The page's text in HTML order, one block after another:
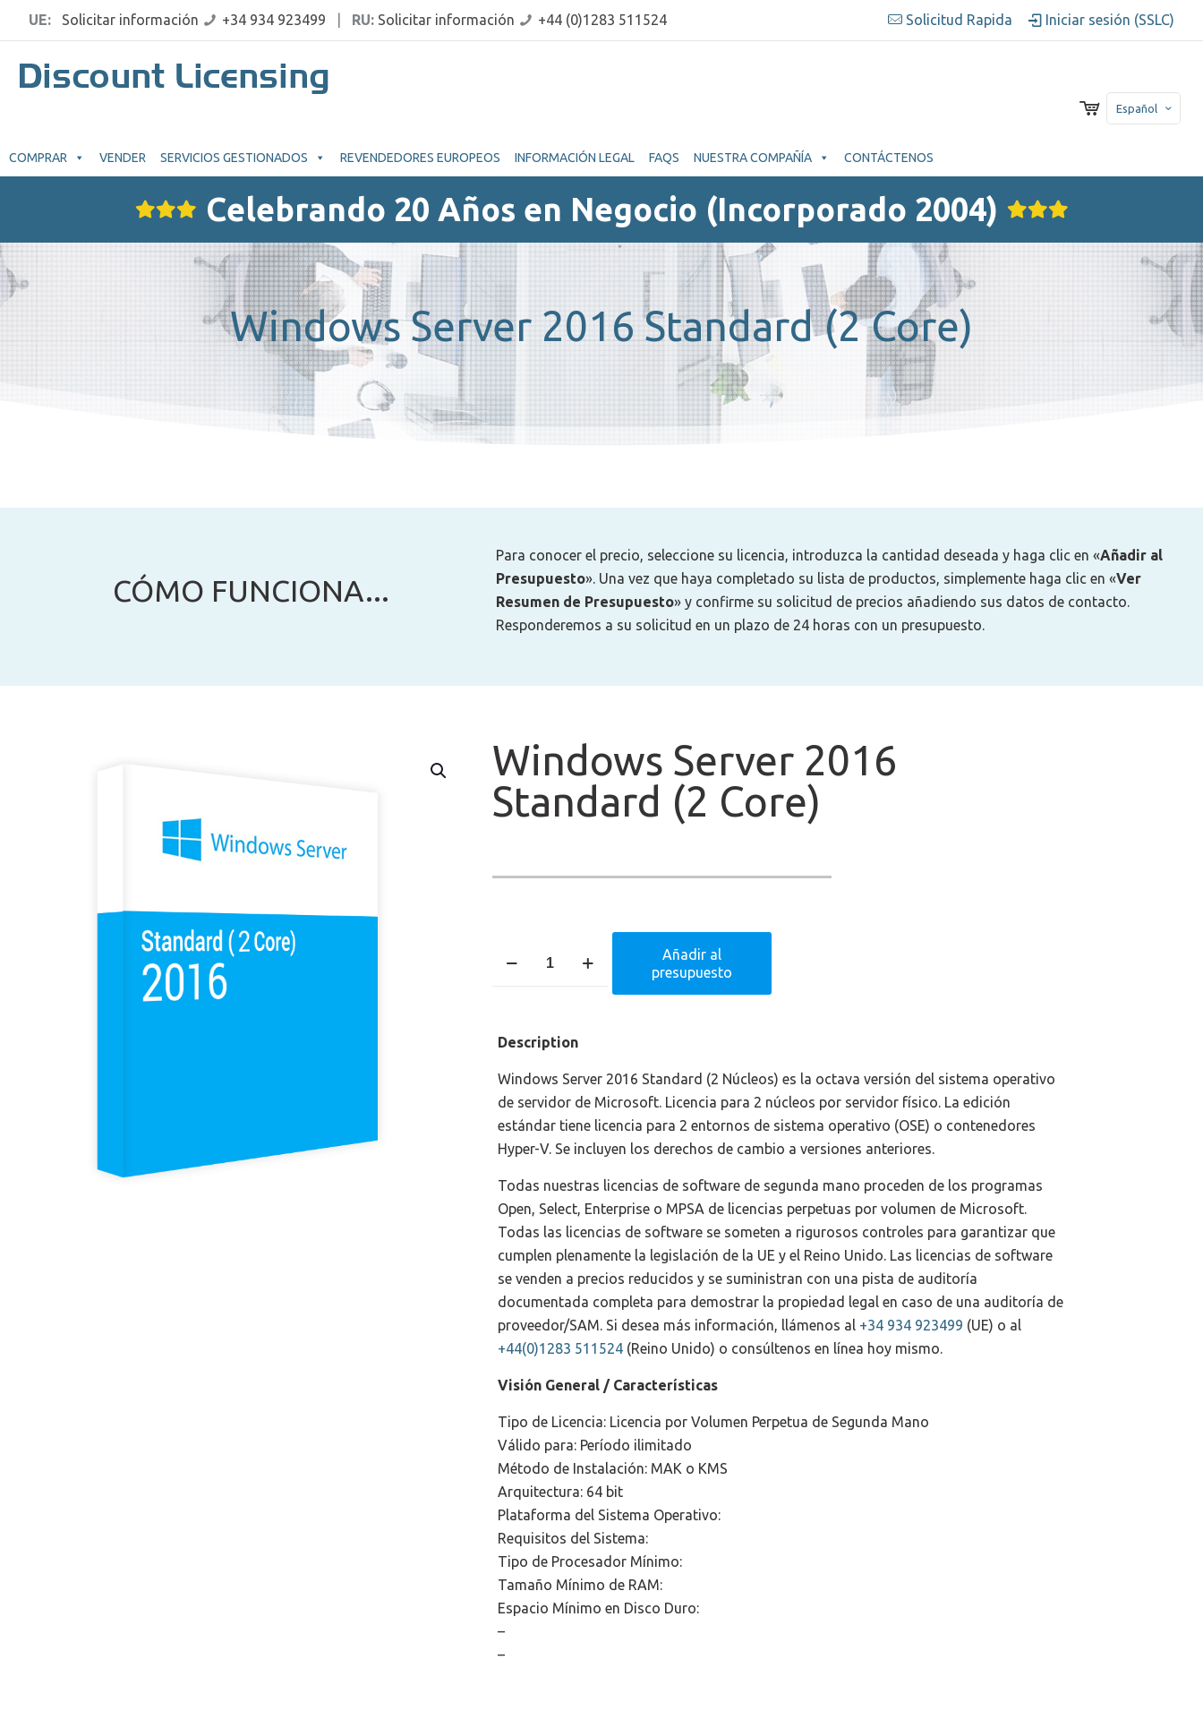
UE: Solicitar información +34 934 923499 RU: Solicitar información +44 (0)1283 511524 Solicitud Rapida Iniciar sesión (SSLC)
COMPRAR VENDER SERVICIOS GESTIONADOS REVENDEDORES EUROPEOS INFORMACIÓN LEGAL FAQS NUESTRA COMPAÑÍA CONTÁCTENOS
Español
Celebrando 20 Años en Negocio (Incorporado 2004)
Windows Server 2016 Standard (2 Core)
CÓMO FUNCIONA...
Para conocer el precio, seleccione su licencia, introduzca la cantidad deseada y haga clic en «Añadir al
Presupuesto». Una vez que haya completado su lista de productos, simplemente haga clic en «Ver
Resumen de Presupuesto» y confirme su solicitud de precios añadiendo sus datos de contacto.
Responderemos a su solicitud en un plazo de 24 horas con un presupuesto.
Windows Server 2016
Standard (2 Core)
(2
Añadir al
presupuesto
Description
Windows Server 2016 Standard (2 Núcleos) es la octava versión del sistema operativo
de servidor de Microsoft. Licencia para 2 núcleos por servidor físico. La edición
estándar tiene licencia para 2 entornos de sistema operativo (OSE) o contenedores
Hyper-V. Se incluyen los derechos de cambio a versiones anteriores.
Todas nuestras licencias de software de segunda mano proceden de los programas
Open, Select, Enterprise o MPSA de licencias perpetuas por volumen de Microsoft.
Todas las licencias de software se someten a rigurosos controles para garantizar que
cumplen plenamente la legislación de la UE y el Reino Unido. Las licencias de software
se venden a precios reducidos y se suministran con una pista de auditoría
documentada completa para demostrar la propiedad legal en caso de una auditoría de
proveedor/SAM. Si desea más información, llámenos al +34 934 923499 (UE) o al
+44(0)1283 511524 (Reino Unido) o consúltenos en línea hoy mismo.
Visión General / Características
Tipo de Licencia: Licencia por Volumen Perpetua de Segunda Mano
Válido para: Período ilimitado
Método de Instalación: MAK o KMS
Arquitectura: 64 bit
Plataforma del Sistema Operativo:
Requisitos del Sistema:
Tipo de Procesador Mínimo:
Tamaño Mínimo de RAM:
Espacio Mínimo en Disco Duro:
–
–